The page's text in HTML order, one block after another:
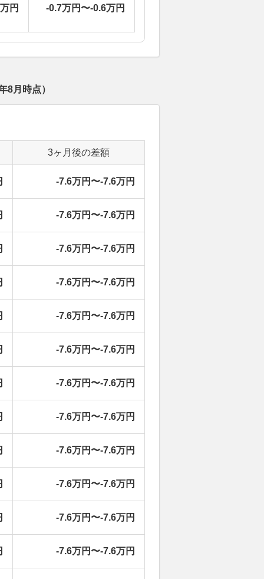
円 -0.7万円〜-0.6万円
8月 時点）
3ヶ月後の差額
-7.6万円〜-7.6万円
-7.6万円〜-7.6万円
-7.6万円〜-7.6万円
-7.6万円〜-7.6万円
-7.6万円〜-7.6万円
-7.6万円〜-7.6万円
-7.6万円〜-7.6万円
-7.6万円〜-7.6万円
-7.6万円〜-7.6万円
-7.6万円〜-7.6万円
-7.6万円〜-7.6万円
-7.6万円〜-7.6万円